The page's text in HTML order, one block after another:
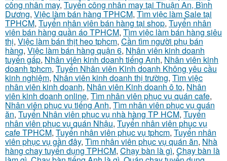
công nhân may, Tuyển công nhân may tại Thuận An, Bình
Dương, Việc làm bán hàng TPHCM, Tìm việc làm Sale tại
TPHCM, Tuyển nhân viên bán hàng tại shop, Tuyển nhân
viên bán hàng quần áo TPHCM, Tìm việc làm bán hàng siêu
thị, Việc làm bán thịt heo tphcm, Cần tìm người phụ bán
hàng, Việc làm bán hàng quận 6, Nhân viên kinh doanh
tuyển gấp, Nhân viên kinh doanh tiếng Anh, Nhân viên kinh
doanh tphcm, Tuyển Nhân viên Kinh doanh Không yêu cầu
kinh nghiệm, Nhân viên kinh doanh thị trường, Tìm việc
nhân viên kinh doanh, Nhân viên Kinh doanh ô to, Nhân
viên kinh doanh online, Tìm nhân viên phục vụ quán cafe,
Nhân viên phục vụ tiếng Anh, Tìm nhân viên phục vụ quán
ăn, Tuyển Nhân viên phục vụ nhà hàng TP HCM, Tuyển
nhân viên phục vụ quán Nhậu, Tuyển nhân viên phục vụ
cafe TPHCM, Tuyển nhân viên phục vụ tphcm, Tuyển nhân
viên phục vụ gần đây, Tìm nhân viên phục vụ quán ăn, Nhà
hàng chay tuyển dụng TPHCM, Chạy bàn là gì, Chạy bàn là